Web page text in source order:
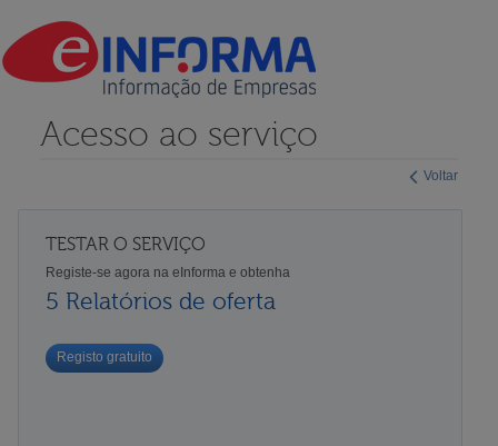
Voltar
Acesso ao serviço
TESTAR O SERVIÇO
Registe-se agora na eInforma e obtenha
5 Relatórios de oferta
Registo gratuito